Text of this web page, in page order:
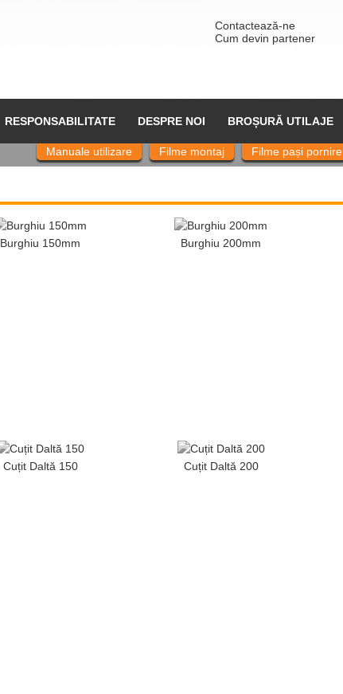
Contactează-ne
Cum devin partener
RESPONSABILITATE DESPRE NOI BROȘURĂ UTILAJE
Filme pași pornire
Filme montaj
Manuale utilizare
Burghiu 150mm Burghiu 200mm
Cuțit Daltă 150 Cuțit Daltă 200